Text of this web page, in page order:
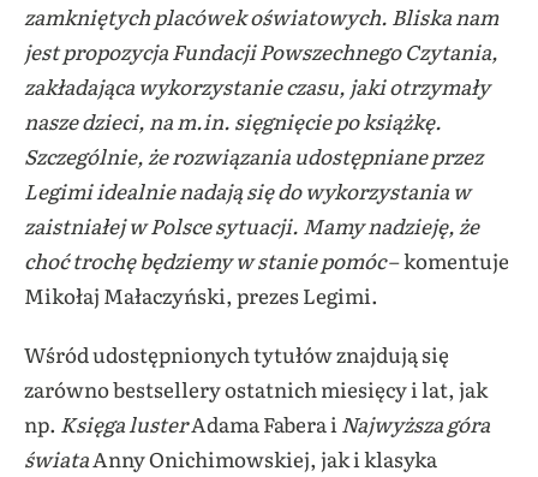
zamkniętych placówek oświatowych. Bliska nam
jest propozycja Fundacji Powszechnego Czytania,
zakładająca wykorzystanie czasu, jaki otrzymały
nasze dzieci, na m.in. sięgnięcie po książkę.
Szczególnie, że rozwiązania udostępniane przez
Legimi idealnie nadają się do wykorzystania w
zaistniałej w Polsce sytuacji. Mamy nadzieję, że
choć trochę będziemy w stanie pomóc– komentuje
Mikołaj Małaczyński, prezes Legimi.
Wśród udostępnionych tytułów znajdują się
zarówno bestsellery ostatnich miesięcy i lat, jak
np. Księga lusterAdama Fabera iNajwyższa góra
świataAnny Onichimowskiej, jak i klasyka